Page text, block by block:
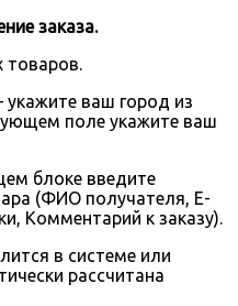
заказа.
товаров.
ваш город из
поле укажите ваш
блоке введите
(ФИО получателя, E-
Комментарий к заказу).
в системе или
рассчитана